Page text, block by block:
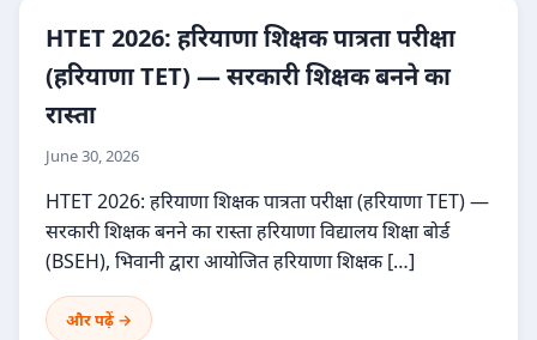
HTET 2026: हरियाणा शिक्षक पात्रता परीक्षा
(हरियाणा TET) — सरकारी शिक्षक बनने का
रास्ता
June 30, 2026
HTET 2026: हरियाणा शिक्षक पात्रता परीक्षा (हरियाणा TET) —
सरकारी शिक्षक बनने का रास्ता हरियाणा विद्यालय शिक्षा बोर्ड
(BSEH), भिवानी द्वारा आयोजित हरियाणा शिक्षक […]
और पढ़ें →